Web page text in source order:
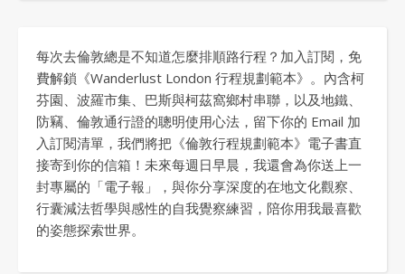
每次去倫敦總是不知道怎麼排順路行程？加入訂閱，免
費解鎖《Wanderlust London 行程規劃範本》。內含柯
芬園、波羅市集、巴斯與柯茲窩鄉村串聯，以及地鐵、
防竊、倫敦通行證的聰明使用心法，留下你的 Email 加
入訂閱清單，我們將把《倫敦行程規劃範本》電子書直
接寄到你的信箱！未來每週日早晨，我還會為你送上一
封專屬的「電子報」，與你分享深度的在地文化觀察、
行囊減法哲學與感性的自我覺察練習，陪你用我最喜歡
的姿態探索世界。